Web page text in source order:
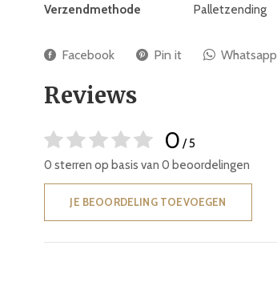
Verzendmethode
Palletzending
Facebook Pin it Whatsapp
Reviews
0 / 5
0 sterren op basis van 0 beoordelingen
JE BEOORDELING TOEVOEGEN